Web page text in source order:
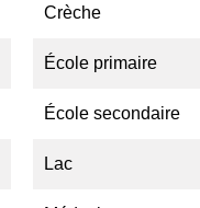
Crèche
École primaire
École secondaire
Lac